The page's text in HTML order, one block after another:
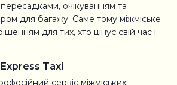
пересадками, очікуванням та
для багажу. Саме тому міжміське
для тих, хто цінує свій час і
Taxi
сервіс міжміських